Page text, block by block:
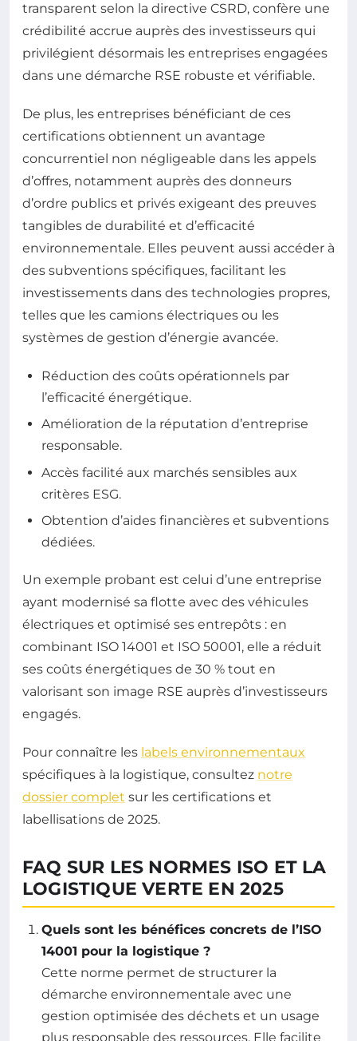
transparent selon la directive CSRD, confère une
crédibilité accrue auprès des investisseurs qui
privilégient désormais les entreprises engagées
dans une démarche RSE robuste et vérifiable.
De plus, les entreprises bénéficiant de ces
certifications obtiennent un avantage
concurrentiel non négligeable dans les appels
d’offres, notamment auprès des donneurs
d’ordre publics et privés exigeant des preuves
tangibles de durabilité et d’efficacité
environnementale. Elles peuvent aussi accéder à
des subventions spécifiques, facilitant les
investissements dans des technologies propres,
telles que les camions électriques ou les
systèmes de gestion d’énergie avancée.
Réduction des coûts opérationnels par
l’efficacité énergétique.
Amélioration de la réputation d’entreprise
responsable.
Accès facilité aux marchés sensibles aux
critères ESG.
Obtention d’aides financières et subventions
dédiées.
Un exemple probant est celui d’une entreprise
ayant modernisé sa flotte avec des véhicules
électriques et optimisé ses entrepôts : en
combinant ISO 14001 et ISO 50001, elle a réduit
ses coûts énergétiques de 30 % tout en
valorisant son image RSE auprès d’investisseurs
engagés.
Pour connaître les labels environnementaux
spécifiques à la logistique, consultez notre
dossier complet sur les certifications et
labellisations de 2025.
FAQ SUR LES NORMES ISO ET LA
LOGISTIQUE VERTE EN 2025
Quels sont les bénéfices concrets de l’ISO
14001 pour la logistique ?
Cette norme permet de structurer la
démarche environnementale avec une
gestion optimisée des déchets et un usage
plus responsable des ressources. Elle facilite